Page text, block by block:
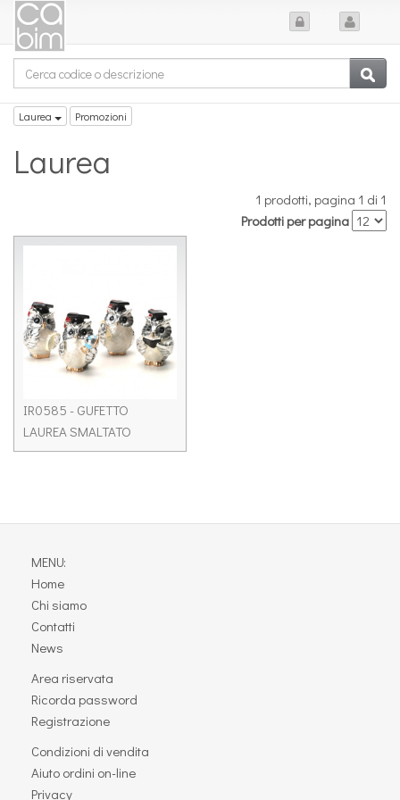
Laurea Promozioni
Laurea
1 prodotti, pagina 1 di 1
Prodotti per pagina
IR0585 - GUFETTO
LAUREA SMALTATO
MENU:
Home
Chi siamo
Contatti
News
Area riservata
Ricorda password
Registrazione
Condizioni di vendita
Aiuto ordini on-line
Privacy